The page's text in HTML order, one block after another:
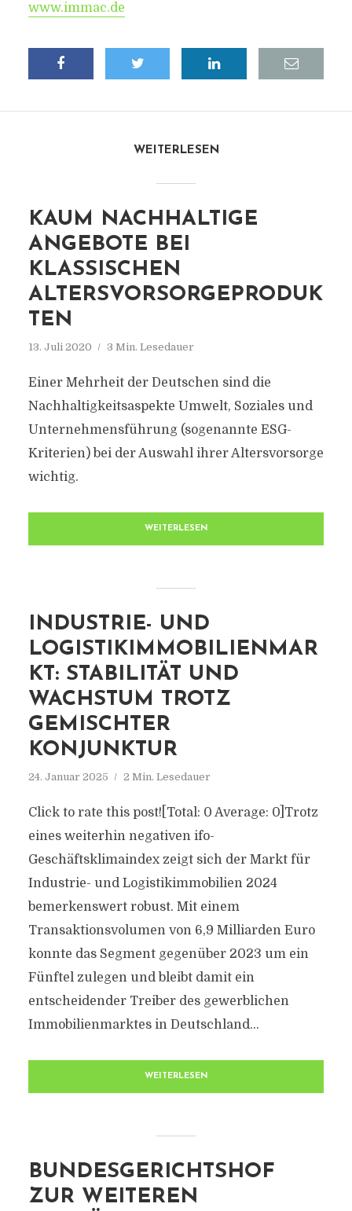
www.immac.de
WEITERLESEN
KAUM NACHHALTIGE
ANGEBOTE BEI
KLASSISCHEN
ALTERSVORSORGEPRODUK
TEN
13. Juli 2020 3 Min. Lesedauer
Einer Mehrheit der Deutschen sind die
Nachhaltigkeitsaspekte Umwelt, Soziales und
Unternehmensführung (sogenannte ESG-
Kriterien) bei der Auswahl ihrer Altersvorsorge
wichtig.
WEITERLESEN
INDUSTRIE- UND
LOGISTIKIMMOBILIENMAR
KT: STABILITÄT UND
WACHSTUM TROTZ
GEMISCHTER
KONJUNKTUR
24. Januar 2025 2 Min. Lesedauer
Click to rate this post![Total: 0 Average: 0]Trotz
eines weiterhin negativen ifo-
Geschäftsklimaindex zeigt sich der Markt für
Industrie- und Logistikimmobilien 2024
bemerkenswert robust. Mit einem
Transaktionsvolumen von 6,9 Milliarden Euro
konnte das Segment gegenüber 2023 um ein
Fünftel zulegen und bleibt damit ein
entscheidender Treiber des gewerblichen
Immobilienmarktes in Deutschland...
WEITERLESEN
BUNDESGERICHTSHOF
ZUR WEITEREN